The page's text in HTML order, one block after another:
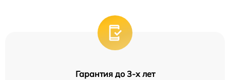
Гарантия до 3-х лет